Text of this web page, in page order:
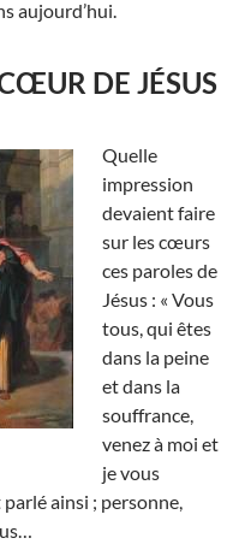
aujourd’hui.
DE JÉSUS
Quelle
impression
devaient faire
sur les cœurs
ces paroles de
Jésus : « Vous
tous, qui êtes
dans la peine
et dans la
souffrance,
venez à moi et
je vous
ainsi ; personne,